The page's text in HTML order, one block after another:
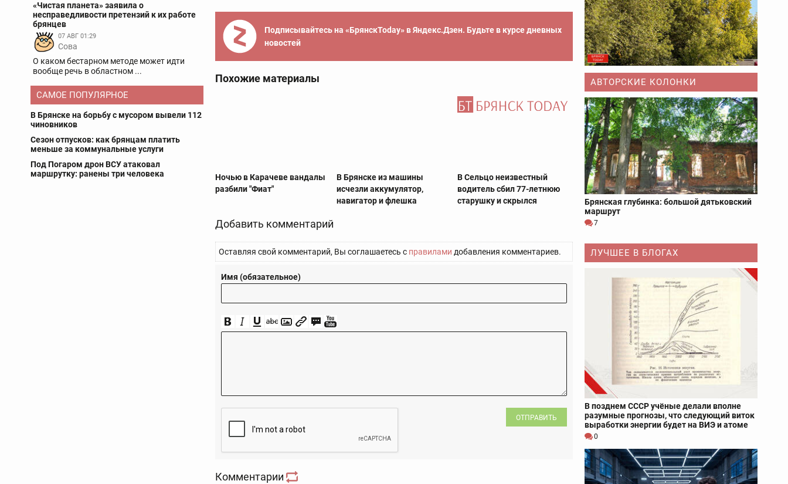
«Чистая планета» заявила о
несправедливости претензий к их работе
брянцев
07 АВГ 01:29
Сова
О каком бестарном методе может идти
вообще речь в областном ...
САМОЕ ПОПУЛЯРНОЕ
В Брянске на борьбу с мусором вывели 112
чиновников
Сезон отпусков: как брянцам платить
меньше за коммунальные услуги
Под Погаром дрон ВСУ атаковал
маршрутку: ранены три человека
Подписывайтесь на «БрянскToday» в Яндекс.Дзен. Будьте в курсе дневных
новостей
Похожие материалы
Ночью в Карачеве вандалы
разбили "Фиат"
В Брянске из машины
исчезли аккумулятор,
навигатор и флешка
В Сельцо неизвестный
водитель сбил 77-летнюю
старушку и скрылся
Добавить комментарий
Оставляя свой комментарий, Вы соглашаетесь с правилами добавления комментариев.
Имя (обязательное)
ОТПРАВИТЬ
Комментарии
АВТОРСКИЕ КОЛОНКИ
Брянская глубинка: большой дятьковский
маршрут
7
ЛУЧШЕЕ В БЛОГАХ
В позднем СССР учёные делали вполне
разумные прогнозы, что следующий виток
выработки энергии будет на ВИЭ и атоме
0